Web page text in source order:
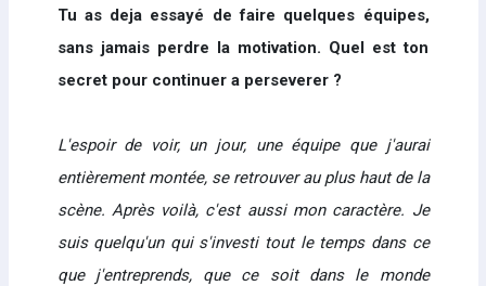
Tu as deja essayé de faire quelques équipes,
sans jamais perdre la motivation. Quel est ton
secret pour continuer a perseverer ?
L'espoir de voir, un jour, une équipe que j'aurai
entièrement montée, se retrouver au plus haut de la
scène. Après voilà, c'est aussi mon caractère. Je
suis quelqu'un qui s'investi tout le temps dans ce
que j'entreprends, que ce soit dans le monde